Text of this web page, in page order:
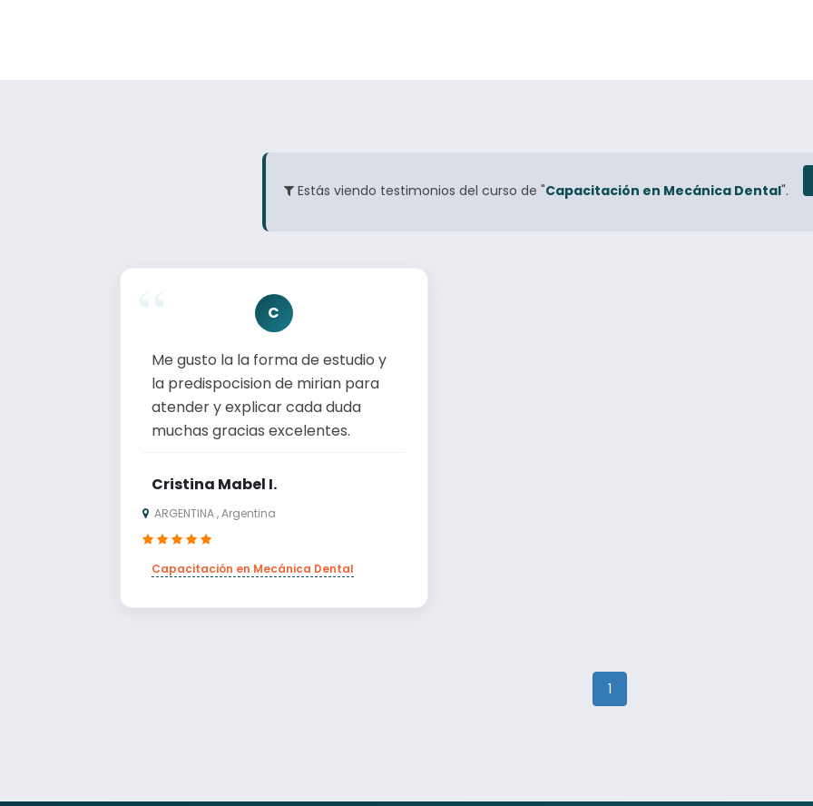
Estás viendo testimonios del curso de "Capacitación en Mecánica Dental".
C
Me gusto la la forma de estudio y
la predispocision de mirian para
atender y explicar cada duda
muchas gracias excelentes.
Cristina Mabel I.
ARGENTINA , Argentina
Capacitación en Mecánica Dental
1